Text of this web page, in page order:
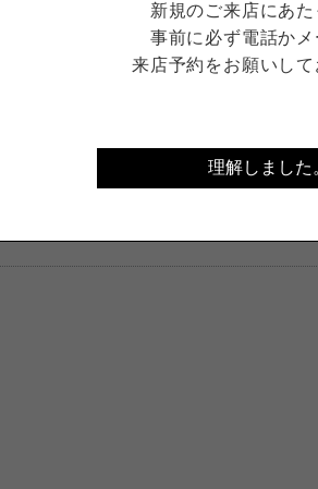
新規のご来店にあた
事前に必ず電話かメ
来店予約をお願いして
理解しました